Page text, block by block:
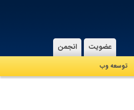
توسعه وب
انجمن عضویت